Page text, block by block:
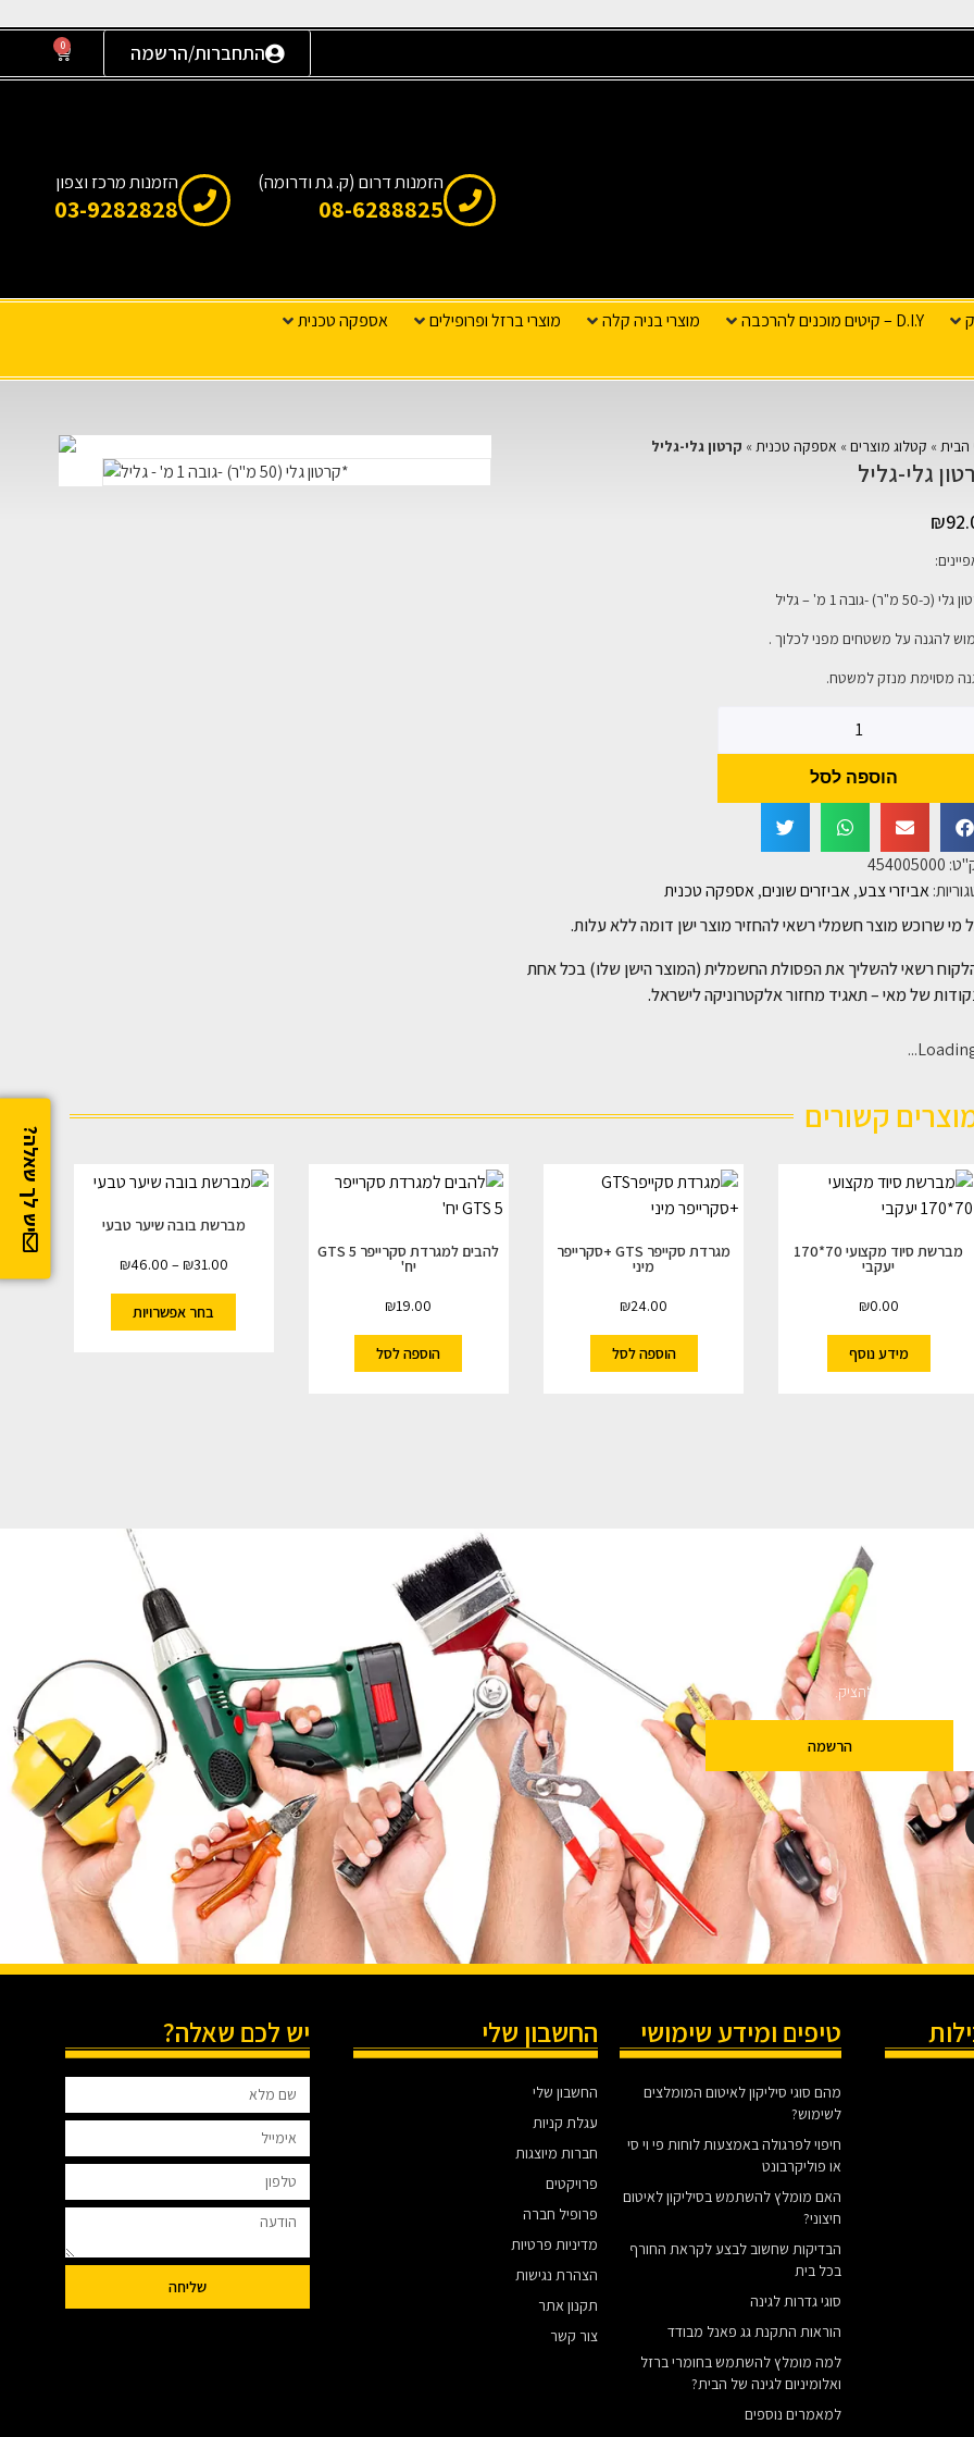
התחברות/הרשמה 0
יש לך שאלה?
הזמנות דרום (ק. גת ודרומה)
08-6288825
הזמנות מרכז וצפון
03-9282828
D.I.Y – קיטים מוכנים להרכבה מוצרי בניה קלה מוצרי ברזל ופרופילים
אספקה טכנית
הבית» קטלוג מוצרים» אספקה טכנית» קרטון גלי-גליל
גלי-גליל
₪
(כ-50 מ"ר) -גובה 1 מ' – גליל
להגנה על משטחים מפני לכלוך .
מסוימת מנזק למשטח.
הוספה לסל
454005000
אביזרי צבע,אביזרים שונים,אספקה טכנית
מי שרוכש מוצר חשמלי רשאי להחזיר מוצר ישן דומה ללא עלות.
רשאי להשליך את הפסולת החשמלית (המוצר הישן שלו) בכל אחת
של מאי – תאגיד מחזור אלקטרוניקה לישראל.
קשורים
מברשת סיוד מקצועי 70*170
יעקבי
₪0.00
מידע נוסף
מגרדת סקייפר GTS +סקרייפר
מיני
₪24.00
הוספה לסל
להבים למגרדת סקרייפר GTS 5
יח'
₪19.00
הוספה לסל
מברשת בובה שיער טבעי
₪31.00
–
₪46.00
בחר אפשרויות
מבטיחים לא להציק.
הרשמה
טיפים ומידע שימושי
מהם סוגי סיליקון לאיטום המומלצים
לשימוש?
חיפוי לפרגולה באמצעות לוחות פי וי סי
או פוליקרבונט
האם מומלץ להשתמש בסיליקון לאיטום
חיצוני?
הבדיקות שחשוב לבצע לקראת החורף
בכל בית
סוגי גדרות לגינה
הוראות התקנת גג פאנל מבודד
למה מומלץ להשתמש בחומרי ברזל
ואלומיניום לגינה של הבית?
למאמרים נוספים
החשבון שלי
החשבון שלי
עגלת קניות
חברות מיוצגות
פרויקטים
פרופיל חברה
מדיניות פרטיות
הצהרת נגישות
תקנון אתר
צור קשר
יש לכם שאלה?
שליחה